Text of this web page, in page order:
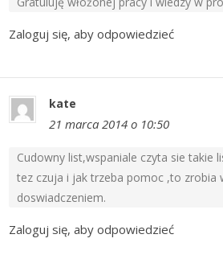
Zaloguj się, aby odpowiedzieć
kate
21 marca 2014 o 10:50
Cudowny list,wspaniale czyta sie
tez czuja i jak trzeba pomoc ,to zrobia
doswiadczeniem.
Zaloguj się, aby odpowiedzieć